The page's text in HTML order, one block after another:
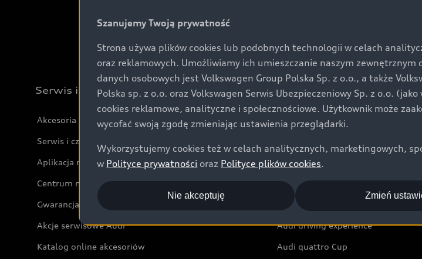
Audi exclusive
Serwis i akcesoria
Akcesoria
Serwis i części
Aplikacja myAudi i usługi cyfrowe
Centrum napraw powypadkowych
Gwarancja
Akcje serwisowe Audi
Katalog online akcesoriów
Świat Audi
Aktualności i historie postępu
Audi Nuvolari
Audi Sport Festiwal
Audi i Muzeum Sztuki Nowoczesnej
Audi driving experience
Audi quattro Cup
Szanujemy Twoją prywatność
Strona używa plików cookies lub podobnych technologii w celach
oraz reklamowych. Umożliwiamy ich umieszczanie naszym
danych osobowych jest Volkswagen Group Polska Sp. z o.o., a także
Polska sp. z o.o. oraz Volkswagen Serwis Ubezpieczeniowy Sp. z o.o.
cookies reklamowe, analityczne i społecznościowe. Użytkownik może
wycofać swoją zgodę zmieniając ustawienia przeglądarki.
Wykorzystujemy cookies też w celach analitycznych, marketingowych,
w Polityce prywatności oraz Polityce plików cookies.
Nie akceptuję Zmień